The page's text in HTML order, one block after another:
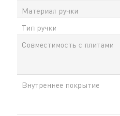
Материал ручки
Тип ручки
Совместимость с плитами
Внутреннее покрытие